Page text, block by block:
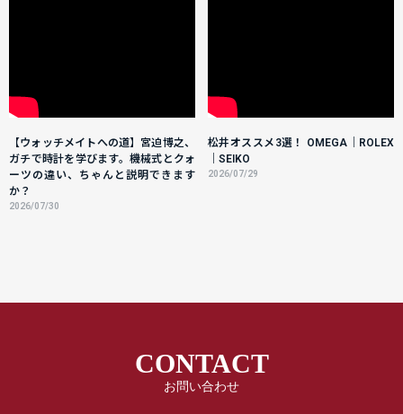
【ウォッチメイトへの道】宮迫博之、
ガチで時計を学びます。機械式とクォ
ーツの違い、ちゃんと説明できます
か？
2026/07/30
松井オススメ3選！ OMEGA｜ROLEX
｜SEIKO
2026/07/29
CONTACT
お問い合わせ